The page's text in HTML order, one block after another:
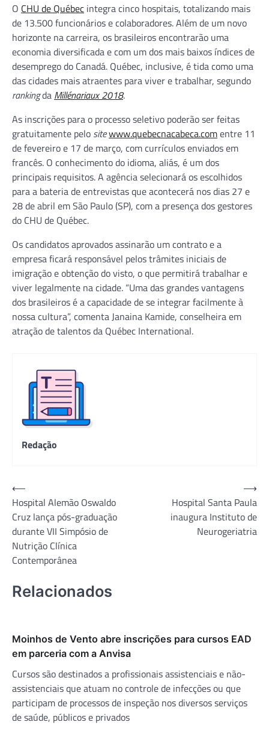
O CHU de Québec integra cinco hospitais, totalizando mais
de 13.500 funcionários e colaboradores. Além de um novo
horizonte na carreira, os brasileiros encontrarão uma
economia diversificada e com um dos mais baixos índices de
desemprego do Canadá. Québec, inclusive, é tida como uma
das cidades mais atraentes para viver e trabalhar, segundo
rankingda Millénariaux 2018.
As inscrições para o processo seletivo poderão ser feitas
gratuitamente pelo sitewww.quebecnacabeca.comentre 11
de fevereiro e 17 de março, com currículos enviados em
francês. O conhecimento do idioma, aliás, é um dos
principais requisitos. A agência selecionará os escolhidos
para a bateria de entrevistas que acontecerá nos dias 27 e
28 de abril em São Paulo (SP), com a presença dos gestores
do CHU de Québec.
Os candidatos aprovados assinarão um contrato e a
empresa ficará responsável pelos trâmites iniciais de
imigração e obtenção do visto, o que permitirá trabalhar e
viver legalmente na cidade. “Uma das grandes vantagens
dos brasileiros é a capacidade de se integrar facilmente à
nossa cultura”, comenta Janaina Kamide, conselheira em
atração de talentos da Québec International.
Redação
Navegação
de
Post
⟵
Hospital Alemão Oswaldo
Cruz lança pós-graduação
durante VII Simpósio de
Nutrição Clínica
Contemporânea
Hospital Santa Paula
inaugura Instituto de
Neurogeriatria
⟶
Relacionados
Moinhos de Vento abre inscrições para cursos EAD
em parceria com a Anvisa
Cursos são destinados a profissionais assistenciais e não-
assistenciais que atuam no controle de infecções ou que
participam de processos de inspeção nos diversos serviços
de saúde, públicos e privados